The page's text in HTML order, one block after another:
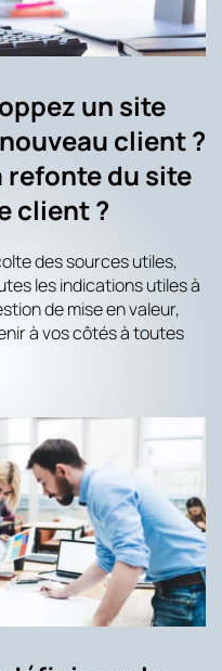
un site
client ?
refonte du site
client ?
des sources utiles,
les indications utiles à
de mise en valeur,
à vos côtés à toutes